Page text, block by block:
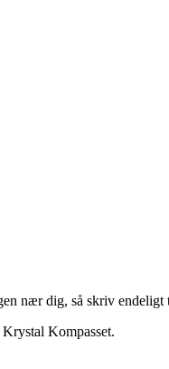
nær dig, så skriv endeligt
Kompasset.